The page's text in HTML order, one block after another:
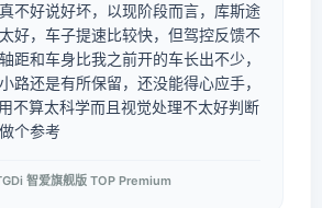
不好说好坏，以现阶段而言，库斯途
好，车子提速比较快，但驾控反馈不
距和车身比我之前开的车长出不少，
路还是有所保留，还没能得心应手，
不算太科学而且视觉处理不太好判断
个参考
智爱旗舰版 TOP Premium